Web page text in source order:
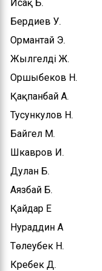
Исақ Б.
Бердиев У.
Ормантай Э.
Жылгелді Ж.
Оршыбеков Н.
Қақпанбай А.
Тусункулов Н.
Байгел М.
Шкавров И.
Дулан Б.
Аязбай Б.
Қайдар Е
Нураддин А
Төлеубек Н.
Кребек Д.